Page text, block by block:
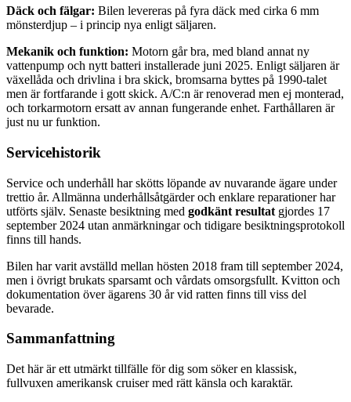
Däck och fälgar: Bilen levereras på fyra däck med cirka 6 mm
mönsterdjup – i princip nya enligt säljaren.
Mekanik och funktion: Motorn går bra, med bland annat ny
vattenpump och nytt batteri installerade juni 2025. Enligt säljaren är
växellåda och drivlina i bra skick, bromsarna byttes på 1990-talet
men är fortfarande i gott skick. A/C:n är renoverad men ej monterad,
och torkarmotorn ersatt av annan fungerande enhet. Farthållaren är
just nu ur funktion.
Servicehistorik
Service och underhåll har skötts löpande av nuvarande ägare under
trettio år. Allmänna underhållsåtgärder och enklare reparationer har
utförts själv. Senaste besiktning med godkänt resultat gjordes 17
september 2024 utan anmärkningar och tidigare besiktningsprotokoll
finns till hands.
Bilen har varit avställd mellan hösten 2018 fram till september 2024,
men i övrigt brukats sparsamt och vårdats omsorgsfullt. Kvitton och
dokumentation över ägarens 30 år vid ratten finns till viss del
bevarade.
Sammanfattning
Det här är ett utmärkt tillfälle för dig som söker en klassisk,
fullvuxen amerikansk cruiser med rätt känsla och karaktär.